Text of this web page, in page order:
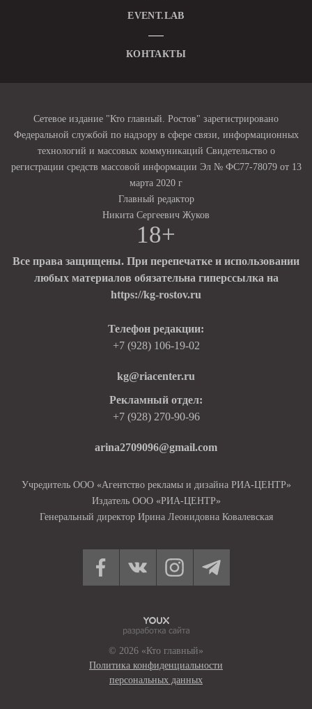
EVENT.LAB
КОНТАКТЫ
Сетевое издание "Кто главный. Ростов" зарегистрировано
Федеральной службой по надзору в сфере связи, информационных
технологий и массовых коммуникаций Свидетельство о
регистрации средств массовой информации Эл № ФС77-78079 от 13
марта 2020 г
Главный редактор
Никита Сергеевич Жуков
18+
Все права защищены. При перепечатке и использовании
любых материалов обязательна гиперссылка на
https://kg-rostov.ru
Телефон редакции:
+7 (928) 106-19-02
kg@riacenter.ru
Рекламный отдел:
+7 (928) 270-90-96
arina2709096@gmail.com
Учредитель ООО «Агентство рекламы и дизайна РИА-ЦЕНТР»
Издатель ООО «РИА-ЦЕНТР»
Генеральный директор Ирина Леонидовна Ковалевская
© 2026 «Кто главный»
Политика конфиденциальности
персональных данных